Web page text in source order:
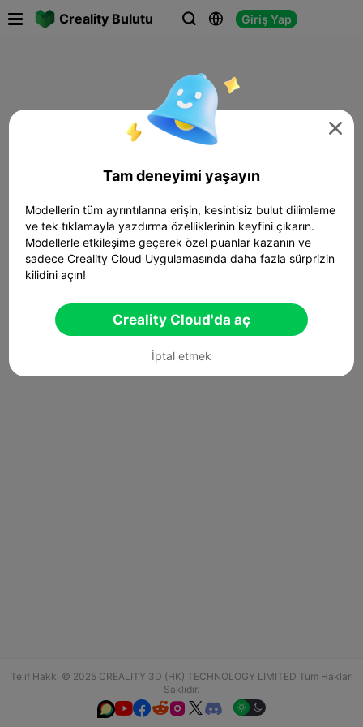
Creality Bulutu   Giriş Yap
Telif Hakkı © 2025 CREALITY 3D (HK) TECHNOLOGY LIMITED Tüm Hakları
Saklıdır.
  

Tam deneyimi yaşayın
Modellerin tüm ayrıntılarına erişin, kesintisiz bulut dilimleme
ve tek tıklamayla yazdırma özelliklerinin keyfini çıkarın.
Modellerle etkileşime geçerek özel puanlar kazanın ve
sadece Creality Cloud Uygulamasında daha fazla sürprizin
kilidini açın!
Creality Cloud'da aç
İptal etmek